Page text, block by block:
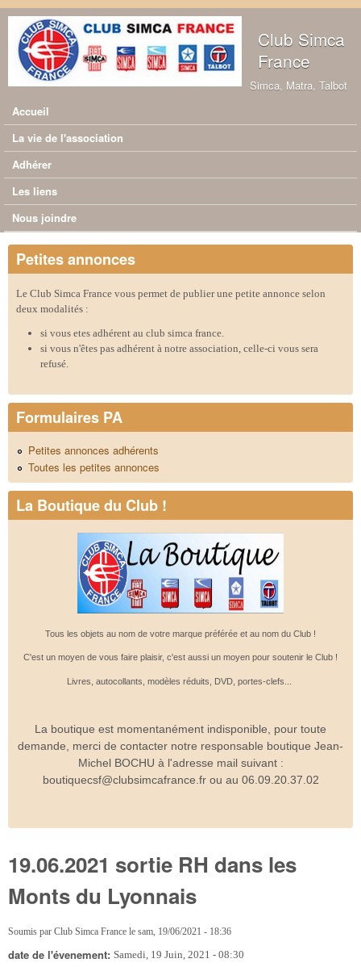
Aller au contenu principal
Club Simca
France
Simca, Matra, Talbot
Menu principal
Accueil
La vie de l'association
Adhérer
Les liens
Nous joindre
Petites annonces
Le Club Simca France vous permet de publier une petite annonce selon
deux modalités :
si vous etes adhérent au club simca france.
si vous n'êtes pas adhérent à notre association, celle-ci vous sera
refusé.
Formulaires PA
Petites annonces adhérents
Toutes les petites annonces
La Boutique du Club !
Tous les objets au nom de votre marque préférée et au nom du Club !
C'est un moyen de vous faire plaisir, c'est aussi un moyen pour soutenir le Club !
Livres, autocollants, modèles réduits, DVD, portes-clefs...
La boutique est momentanément indisponible, pour toute
demande, merci de contacter notre responsable boutique Jean-
Michel BOCHU à l'adresse mail suivant :
boutiquecsf@clubsimcafrance.fr ou au 06.09.20.37.02
19.06.2021 sortie RH dans les
Monts du Lyonnais
Soumis par Club Simca France le sam, 19/06/2021 - 18:36
date de l'évenement: Samedi, 19 Juin, 2021 - 08:30